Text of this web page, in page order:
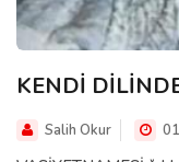
KENDİ
Salih Okur